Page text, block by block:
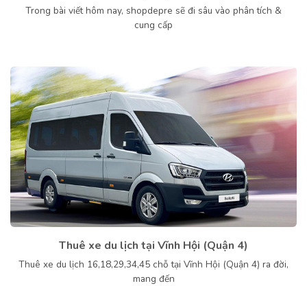
Trong bài viết hôm nay, shopdepre sẽ đi sâu vào phân tích &
cung cấp
Thuê xe du lịch tại Vĩnh Hội (Quận 4)
Thuê xe du lịch 16,18,29,34,45 chỗ tại Vĩnh Hội (Quận 4) ra đời,
mang đến